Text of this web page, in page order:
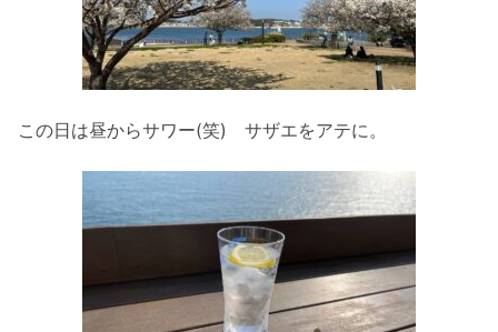
この日は昼からサワー(笑) サザエをアテに。